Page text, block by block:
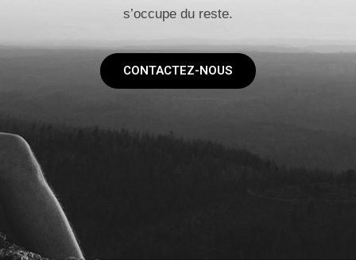
s’occupe du reste.
CONTACTEZ-NOUS